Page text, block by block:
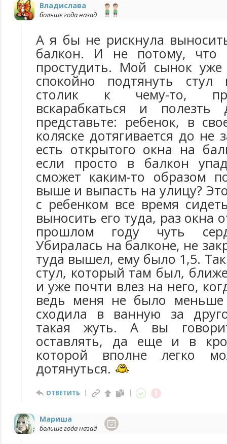
Владислава
больше года назад
А я бы не рискнула
балкон. И не потому, что
простудить. Мой сынок
спокойно подтянуть
столик к чему-то,
вскарабкаться и
представьте: ребенок, в
коляске дотягивается до не
есть открытого окна на
если просто в балкон
сможет каким-то образом
выше и выпасть на улицу?
с ребенком все время
выносить его туда, раз окна
прошлом году чуть
Убиралась на балконе, не
туда вышел, ему было 1,5.
стул, который там был,
и уже почти влез на него,
ведь меня не было меньше
сходила в ванную за
такая жуть. А вы
оставлять, да еще и в
которой вполне легко
дотянуться.
ОТВЕТИТЬ
Мариша
больше года назад